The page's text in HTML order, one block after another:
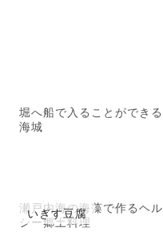
堀へ船で入ることができる
海城
いぎす豆腐
瀬戸内海の海藻で作るヘル
シー郷土料理